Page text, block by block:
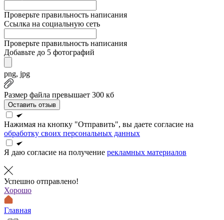
Проверьте правильность написания
Ссылка на социальную сеть
Проверьте правильность написания
Добавьте до 5 фотографий
png, jpg
Размер файла превышает 300 кб
Оставить отзыв
Нажимая на кнопку "Отправить", вы даете согласие на
обработку своих персональных данных
Я даю согласие на получение рекламных материалов
Успешно отправлено!
Хорошо
Главная